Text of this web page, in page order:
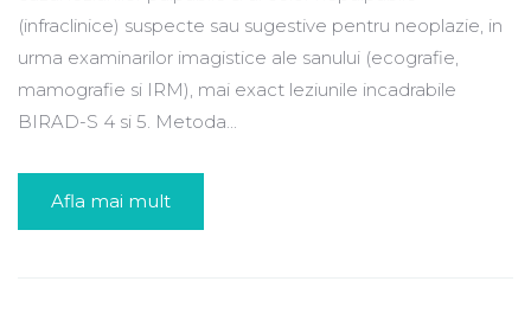
(infraclinice) suspecte sau sugestive pentru neoplazie, in
urma examinarilor imagistice ale sanului (ecografie,
mamografie si IRM), mai exact leziunile incadrabile
BIRAD-S 4 si 5. Metoda...
Afla mai mult